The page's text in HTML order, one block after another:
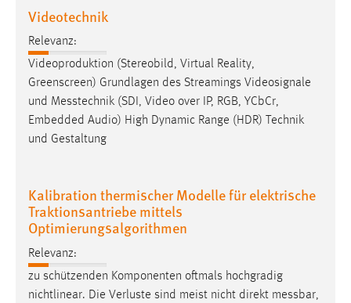
Videotechnik
Relevanz:
Videoproduktion (Stereobild, Virtual Reality,
Greenscreen) Grundlagen des Streamings Videosignale
und Messtechnik (SDI, Video over IP, RGB, YCbCr,
Embedded Audio) High Dynamic Range (HDR) Technik
und Gestaltung
Kalibration thermischer Modelle für elektrische
Traktionsantriebe mittels
Optimierungsalgorithmen
Relevanz:
zu schützenden Komponenten oftmals hochgradig
nichtlinear. Die Verluste sind meist nicht direkt messbar,
Diese Informationen helfen uns zu verstehen, wie
unsere Besucher unsere Website nutzen.
Matomo
Name:
Cookie Laufzeit:
Max. 13 Monate
MARKETING